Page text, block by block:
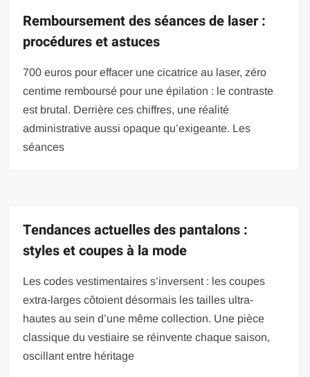
Remboursement des séances de laser :
procédures et astuces
700 euros pour effacer une cicatrice au laser, zéro
centime remboursé pour une épilation : le contraste
est brutal. Derrière ces chiffres, une réalité
administrative aussi opaque qu’exigeante. Les
séances
Tendances actuelles des pantalons :
styles et coupes à la mode
Les codes vestimentaires s’inversent : les coupes
extra-larges côtoient désormais les tailles ultra-
hautes au sein d’une même collection. Une pièce
classique du vestiaire se réinvente chaque saison,
oscillant entre héritage